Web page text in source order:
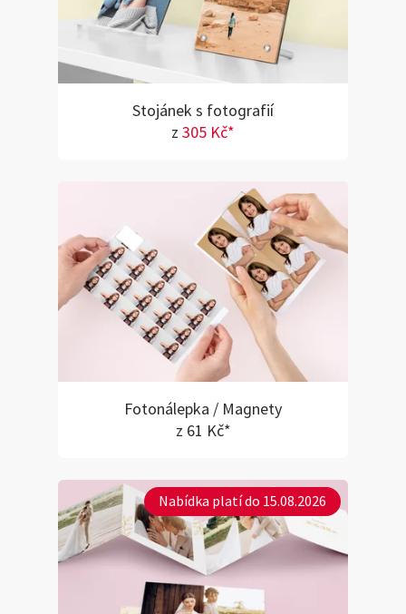
Stojánek s fotografií
z 305 Kč*
Fotonálepka / Magnety
z 61 Kč*
Nabídka platí do 15.08.2026